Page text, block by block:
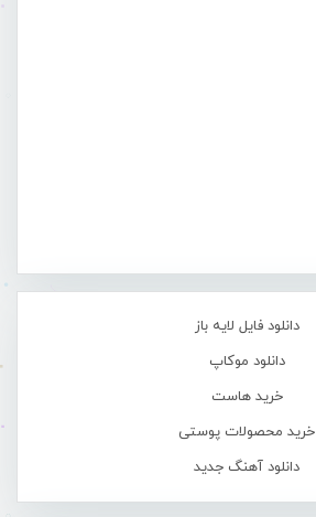
دانلود فایل لایه باز
دانلود موکاپ
خرید هاست
خرید محصولات پوستی
دانلود آهنگ جدید